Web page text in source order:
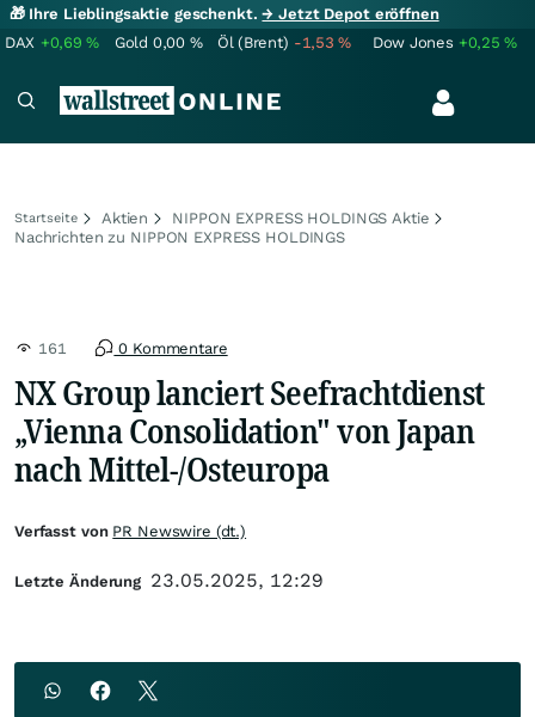
🎁 Ihre Lieblingsaktie geschenkt.→ Jetzt Depot eröffnen
DAX +0,69% Gold 0,00 % Öl (Brent) -1,53% Dow Jones +0,25%
Startseite Aktien
NIPPON EXPRESS HOLDINGS Aktie
Nachrichten zu NIPPON EXPRESS HOLDINGS
161 0 Kommentare
NX Group lanciert Seefrachtdienst
„Vienna Consolidation" von Japan
nach Mittel-/Osteuropa
Verfasst von PR Newswire (dt.)
Letzte Änderung 23.05.2025, 12:29